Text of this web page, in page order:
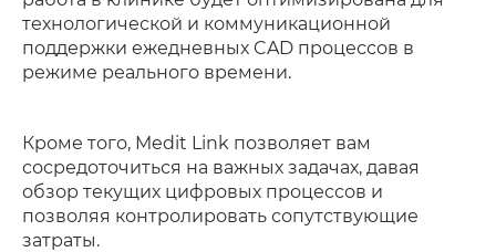
технологической и коммуникационной
поддержки ежедневных CAD процессов в
режиме реального времени.
Кроме того, Medit Link позволяет вам
сосредоточиться на важных задачах, давая
обзор текущих цифровых процессов и
позволяя контролировать сопутствующие
затраты.